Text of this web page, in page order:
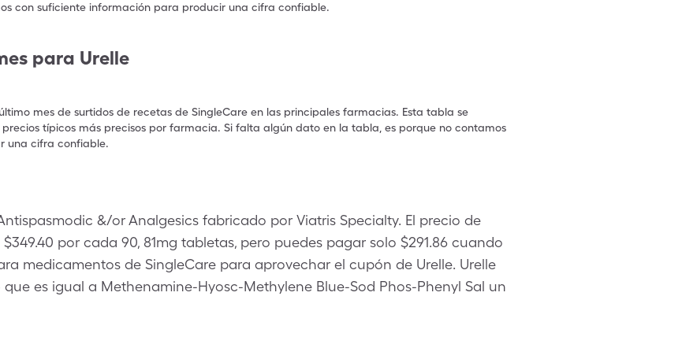
con suficiente información para producir una cifra confiable.
para Urelle
mes de surtidos de recetas de SingleCare en las principales farmacias. Esta tabla se
típicos más precisos por farmacia. Si falta algún dato en la tabla, es porque no contamos
una cifra confiable.
&/or Analgesics fabricado por Viatris Specialty. El precio de
por cada 90, 81mg tabletas, pero puedes pagar solo $291.86 cuando
medicamentos de SingleCare para aprovechar el cupón de Urelle. Urelle
es igual a Methenamine-Hyosc-Methylene Blue-Sod Phos-Phenyl Sal un